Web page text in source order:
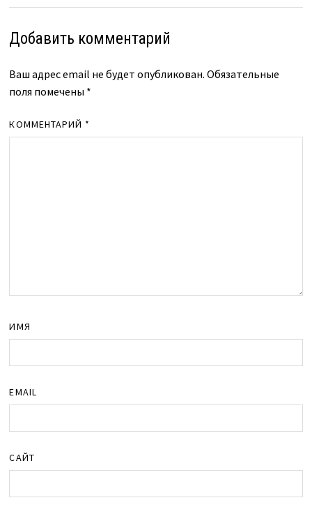
Добавить комментарий
Ваш адрес email не будет опубликован. Обязательные
поля помечены *
КОММЕНТАРИЙ *
ИМЯ
EMAIL
САЙТ